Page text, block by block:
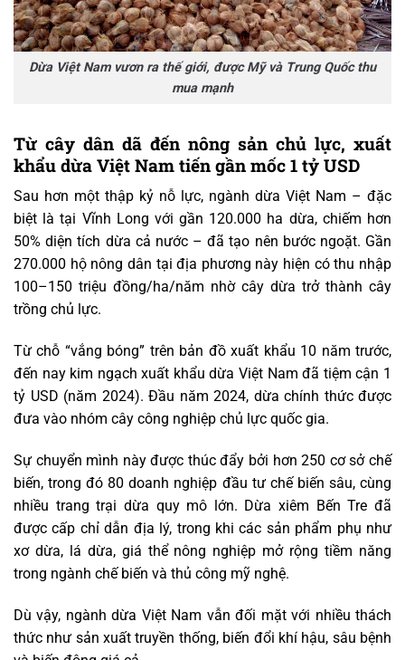
Dừa Việt Nam vươn ra thế giới, được Mỹ và Trung Quốc thu
mua mạnh
Từ cây dân dã đến nông sản chủ lực, xuất
khẩu dừa Việt Nam tiến gần mốc 1 tỷ USD
Sau hơn một thập kỷ nỗ lực, ngành dừa Việt Nam – đặc
biệt là tại Vĩnh Long với gần 120.000 ha dừa, chiếm hơn
50% diện tích dừa cả nước – đã tạo nên bước ngoặt. Gần
270.000 hộ nông dân tại địa phương này hiện có thu nhập
100–150 triệu đồng/ha/năm nhờ cây dừa trở thành cây
trồng chủ lực.
Từ chỗ “vắng bóng” trên bản đồ xuất khẩu 10 năm trước,
đến nay kim ngạch xuất khẩu dừa Việt Nam đã tiệm cận 1
tỷ USD (năm 2024). Đầu năm 2024, dừa chính thức được
đưa vào nhóm cây công nghiệp chủ lực quốc gia.
Sự chuyển mình này được thúc đẩy bởi hơn 250 cơ sở chế
biến, trong đó 80 doanh nghiệp đầu tư chế biến sâu, cùng
nhiều trang trại dừa quy mô lớn. Dừa xiêm Bến Tre đã
được cấp chỉ dẫn địa lý, trong khi các sản phẩm phụ như
xơ dừa, lá dừa, giá thể nông nghiệp mở rộng tiềm năng
trong ngành chế biến và thủ công mỹ nghệ.
Dù vậy, ngành dừa Việt Nam vẫn đối mặt với nhiều thách
thức như sản xuất truyền thống, biến đổi khí hậu, sâu bệnh